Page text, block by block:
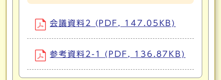
会議資料2 (PDF, 147.05KB)
参考資料2-1 (PDF, 136.87KB)